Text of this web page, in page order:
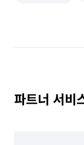
파트너 서비